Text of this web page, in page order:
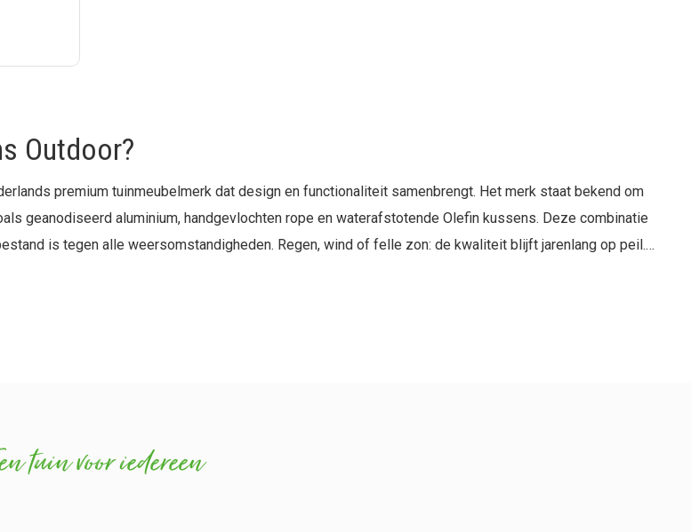
Outdoor?
premium tuinmeubelmerk dat design en functionaliteit samenbrengt. Het merk staat bekend om
geanodiseerd aluminium, handgevlochten rope en waterafstotende Olefin kussens. Deze combinatie
is tegen alle weersomstandigheden. Regen, wind of felle zon: de kwaliteit blijft jarenlang op peil.
en stevige frames, waardoor je optimaal comfort ervaart tijdens lange zomeravonden in de
tuin voor iedereen